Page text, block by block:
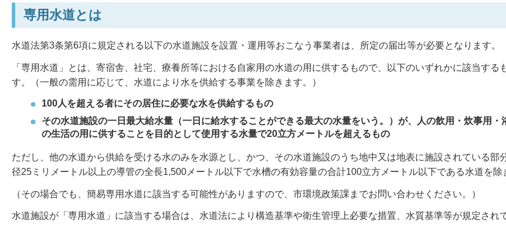
専用水道とは
水道法第3条第6項に規定される以下の水道施設を設置・運用等おこなう事業者は、所定の届出等が必要となります。
「専用水道」とは、寄宿舎、社宅、療養所等における自家用の水道の用に供するもので、以下のいずれかに該当する
す。（一般の需用に応じて、水道により水を供給する事業を除きます。）
100人を超える者にその居住に必要な水を供給するもの
その水道施設の一日最大給水量（一日に給水することができる最大の水量をいう。）が、人の飲用・炊事用・
の生活の用に供することを目的として使用する水量で20立方メートルを超えるもの
ただし、他の水道から供給を受ける水のみを水源とし、かつ、その水道施設のうち地中又は地表に施設されている部
径25ミリメートル以上の導管の全長1,500メートル以下で水槽の有効容量の合計100立方メートル以下である水道を除
（その場合でも、簡易専用水道に該当する可能性がありますので、市環境政策課までお問い合わせください。）
水道施設が「専用水道」に該当する場合は、水道法により構造基準や衛生管理上必要な措置、水質基準等が規定され